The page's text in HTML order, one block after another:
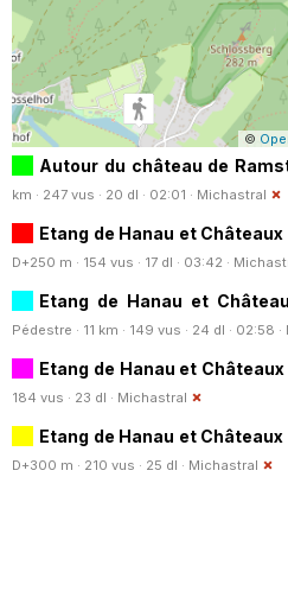
©
Autour du château de
km · 247 vus · 20 dl · 02:01 · Michastral
Etang de Hanau et Châteaux
D+250 m · 154 vus · 17 dl · 03:42 ·
Etang de Hanau et
Pédestre · 11 km · 149 vus · 24 dl · 02:58 ·
Etang de Hanau et Châteaux
184 vus · 23 dl · Michastral
Etang de Hanau et Châteaux
D+300 m · 210 vus · 25 dl · Michastral